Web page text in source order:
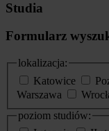
Studia
Formularz
lokalizacja:
Katowice
Warszawa
poziom studiów: